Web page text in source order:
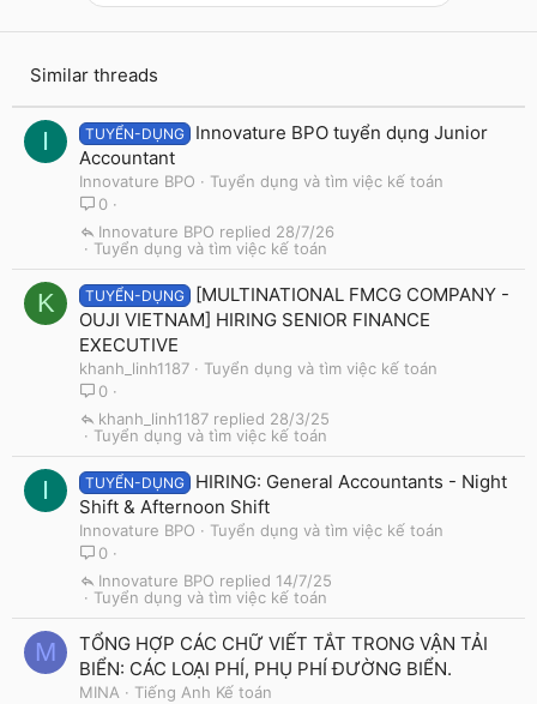
Similar threads
I TUYỂN-DỤNG
Innovature BPO tuyển dụng Junior
Accountant
Innovature BPO
Tuyển dụng và tìm việc kế toán
0
Tuyển dụng và tìm việc kế toán
28/7/26
Innovature BPO
K TUYỂN-DỤNG
[MULTINATIONAL FMCG COMPANY -
OUJI VIETNAM] HIRING SENIOR FINANCE
EXECUTIVE
khanh_linh1187
Tuyển dụng và tìm việc kế toán
0
Tuyển dụng và tìm việc kế toán
28/3/25
khanh_linh1187
I TUYỂN-DỤNG
HIRING: General Accountants - Night
Shift & Afternoon Shift
Innovature BPO
Tuyển dụng và tìm việc kế toán
0
Tuyển dụng và tìm việc kế toán
14/7/25
Innovature BPO
M
TỔNG HỢP CÁC CHỮ VIẾT TẮT TRONG VẬN TẢI
BIỂN: CÁC LOẠI PHÍ, PHỤ PHÍ ĐƯỜNG BIỂN.
MINA
Tiếng Anh Kế toán